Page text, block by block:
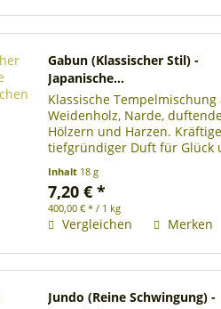
Gabun (Klassischer Stil) -
Japanische...
Klassische Tempelmischung
Weidenholz, Narde,
Hölzern und Harzen.
tiefgründiger Duft für Glück
22 japanischen
Länge der Räucherstäbchen
cm lang Brenndauer...
Inhalt 18 g
7,20 € *
400,00 € * / 1 kg
Vergleichen Merken
Jundo (Reine Schwingung) -